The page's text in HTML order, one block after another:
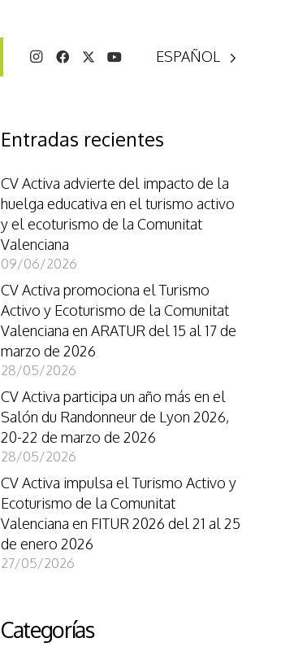
ESPAÑOL
Entradas recientes
CV Activa advierte del impacto de la
huelga educativa en el turismo activo
y el ecoturismo de la Comunitat
Valenciana
09/06/2026
CV Activa promociona el Turismo
Activo y Ecoturismo de la Comunitat
Valenciana en ARATUR del 15 al 17 de
marzo de 2026
28/05/2026
CV Activa participa un año más en el
Salón du Randonneur de Lyon 2026,
20-22 de marzo de 2026
28/05/2026
CV Activa impulsa el Turismo Activo y
Ecoturismo de la Comunitat
Valenciana en FITUR 2026 del 21 al 25
de enero 2026
27/05/2026
Categorías